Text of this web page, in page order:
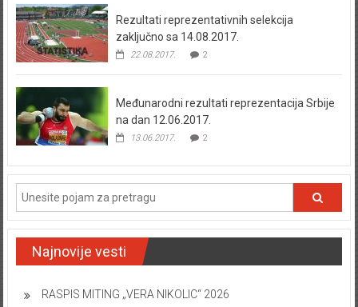
Rezultati reprezentativnih selekcija
zaključno sa 14.08.2017.
22.08.2017. 2
Međunarodni rezultati reprezentacija Srbije
na dan 12.06.2017.
13.06.2017. 2
Najnovije vesti
RASPIS MITING „VERA NIKOLIC“ 2026